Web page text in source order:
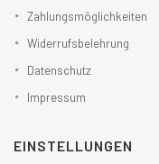
Zahlungsmöglichkeiten
Widerrufsbelehrung
Datenschutz
Impressum
EINSTELLUNGEN